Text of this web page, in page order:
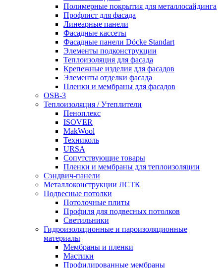
Полимерные покрытия для металлосайдинга
Профлист для фасада
Линеарные панели
Фасадные кассеты
Фасадные панели Döcke Standart
Элементы подконструкции
Теплоизоляция для фасада
Крепежные изделия для фасадов
Элементы отделки фасада
Пленки и мембраны для фасадов
OSB-3
Теплоизоляция / Утеплители
Пеноплекс
ISOVER
MakWool
Техниколь
URSA
Сопутствующие товары
Пленки и мембраны для теплоизоляции
Сэндвич-панели
Металлоконструкции ЛСТК
Подвесные потолки
Потолочные плиты
Профиля для подвесных потолков
Светильники
Гидроизоляционные и пароизоляционные
материалы
Мембраны и пленки
Мастики
Профилированные мембраны